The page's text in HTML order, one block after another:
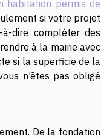
habitation permis de
si votre projet
dire compléter des
à la mairie avec
si la superficie de la
n’êtes pas obligé
De la fondation